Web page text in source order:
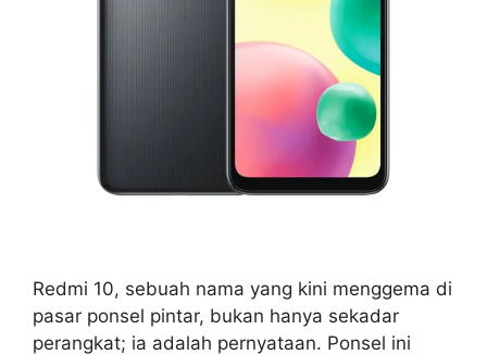
Redmi 10, sebuah nama yang kini menggema di
pasar ponsel pintar, bukan hanya sekadar
perangkat; ia adalah pernyataan. Ponsel ini